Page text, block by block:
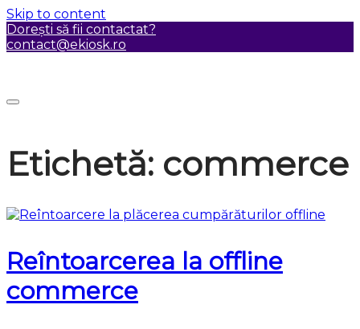
Skip to content
Dorești să fii contactat?
contact@ekiosk.ro
Etichetă: commerce
Reîntoarcerea la offline
commerce